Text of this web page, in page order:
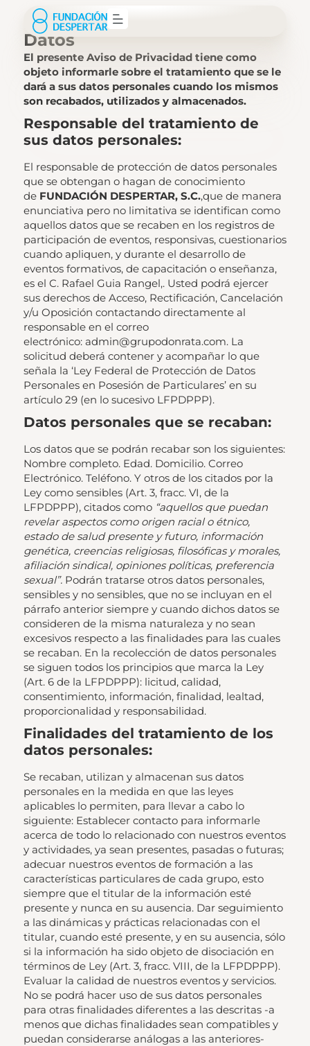
Política de Privacidad de
Datos
El presente Aviso de Privacidad tiene como
objeto informarle sobre el tratamiento que se le
dará a sus datos personales cuando los mismos
son recabados, utilizados y almacenados.
Responsable del tratamiento de
sus datos personales:
El responsable de protección de datos personales
que se obtengan o hagan de conocimiento
de FUNDACIÓN DESPERTAR, S.C.,que de manera
enunciativa pero no limitativa se identifican como
aquellos datos que se recaben en los registros de
participación de eventos, responsivas, cuestionarios
cuando apliquen, y durante el desarrollo de
eventos formativos, de capacitación o enseñanza,
es el C. Rafael Guia Rangel,. Usted podrá ejercer
sus derechos de Acceso, Rectificación, Cancelación
y/u Oposición contactando directamente al
responsable en el correo
electrónico: admin@grupodonrata.com. La
solicitud deberá contener y acompañar lo que
señala la ‘Ley Federal de Protección de Datos
Personales en Posesión de Particulares’ en su
artículo 29 (en lo sucesivo LFPDPPP).
Datos personales que se recaban:
Los datos que se podrán recabar son los siguientes:
Nombre completo. Edad. Domicilio. Correo
Electrónico. Teléfono. Y otros de los citados por la
Ley como sensibles (Art. 3, fracc. VI, de la
LFPDPPP), citados como “aquellos que puedan
revelar aspectos como origen racial o étnico,
estado de salud presente y futuro, información
genética, creencias religiosas, filosóficas y morales,
afiliación sindical, opiniones políticas, preferencia
sexual”.Podrán tratarse otros datos personales,
sensibles y no sensibles, que no se incluyan en el
párrafo anterior siempre y cuando dichos datos se
consideren de la misma naturaleza y no sean
excesivos respecto a las finalidades para las cuales
se recaban. En la recolección de datos personales
se siguen todos los principios que marca la Ley
(Art. 6 de la LFPDPPP): licitud, calidad,
consentimiento, información, finalidad, lealtad,
proporcionalidad y responsabilidad.
Finalidades del tratamiento de los
datos personales:
Se recaban, utilizan y almacenan sus datos
personales en la medida en que las leyes
aplicables lo permiten, para llevar a cabo lo
siguiente: Establecer contacto para informarle
acerca de todo lo relacionado con nuestros eventos
y actividades, ya sean presentes, pasadas o futuras;
adecuar nuestros eventos de formación a las
características particulares de cada grupo, esto
siempre que el titular de la información esté
presente y nunca en su ausencia. Dar seguimiento
a las dinámicas y prácticas relacionadas con el
titular, cuando esté presente, y en su ausencia, sólo
si la información ha sido objeto de disociación en
términos de Ley (Art. 3, fracc. VIII, de la LFPDPPP).
Evaluar la calidad de nuestros eventos y servicios.
No se podrá hacer uso de sus datos personales
para otras finalidades diferentes a las descritas -a
menos que dichas finalidades sean compatibles y
puedan considerarse análogas a las anteriores-